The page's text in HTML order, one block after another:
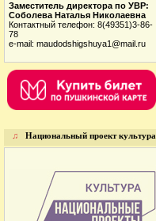
Заместитель директора по УВР:
Соболева Наталья Николаевна
Контактный телефон: 8(49351)3-86-
78
e-mail: maudodshigshuya1@mail.ru
♫ Национальный проект культура